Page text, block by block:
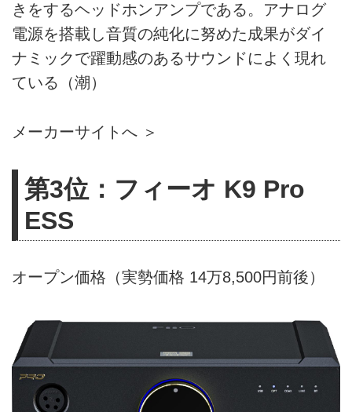
きをするヘッドホンアンプである。アナログ
電源を搭載し音質の純化に努めた成果がダイ
ナミックで躍動感のあるサウンドによく現れ
ている（潮）
メーカーサイトへ ＞
第3位：フィーオ K9 Pro
ESS
オープン価格（実勢価格 14万8,500円前後）